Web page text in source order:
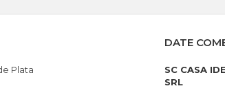
Plata
DATE
SC CASA
SRL